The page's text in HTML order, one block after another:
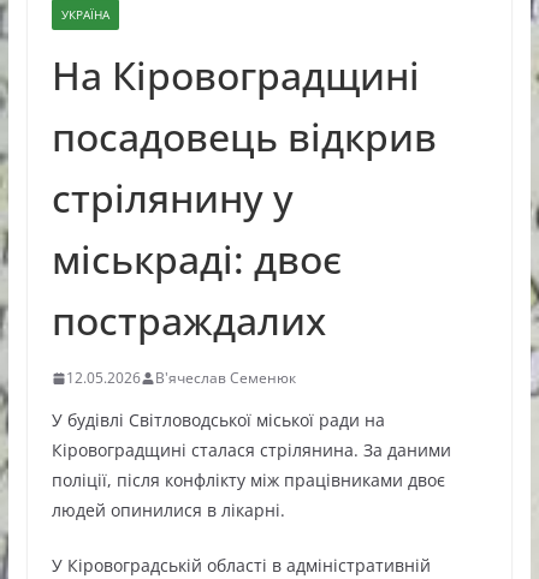
УКРАЇНА
На Кіровоградщині
посадовець відкрив
стрілянину у
міськраді: двоє
постраждалих
12.05.2026 В'ячеслав Семенюк
У будівлі Світловодської міської ради на
Кіровоградщині сталася стрілянина. За даними
поліції, після конфлікту між працівниками двоє
людей опинилися в лікарні.
У Кіровоградській області в адміністративній